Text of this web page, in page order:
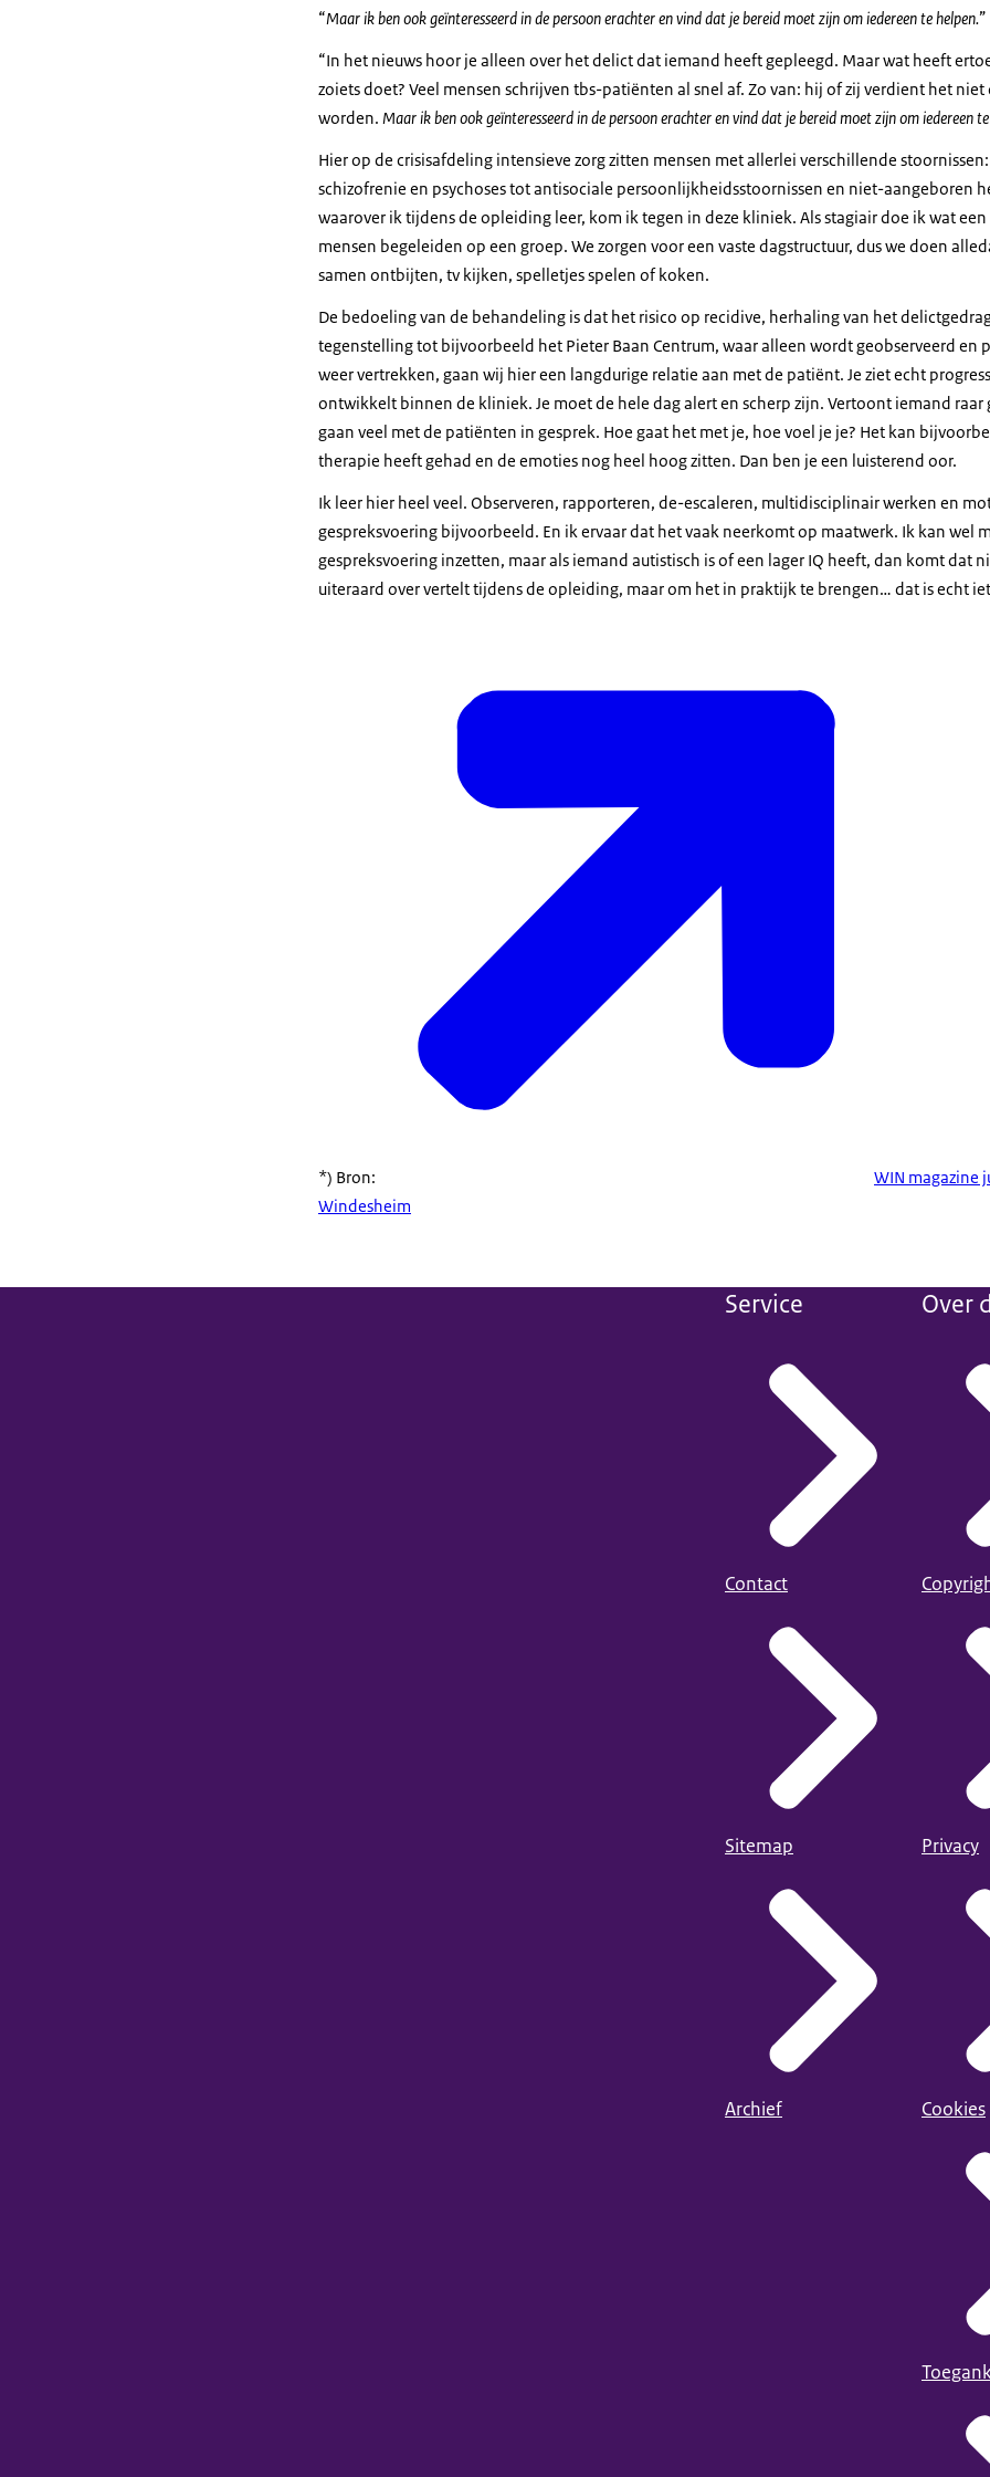
Maar ik ben ook geïnteresseerd in de persoon erachter en vind dat je bereid moet zijn om iedereen te helpen.
“In het nieuws hoor je alleen over het delict dat iemand heeft gepleegd. Maar wat heeft
zoiets doet? Veel mensen schrijven tbs-patiënten al snel af. Zo van: hij of zij verdient het
worden. Maar ik ben ook geïnteresseerd in de persoon erachter en vind dat je bereid moet zijn om iedereen
Hier op de crisisafdeling intensieve zorg zitten mensen met allerlei verschillende
schizofrenie en psychoses tot antisociale persoonlijkheidsstoornissen en niet-aangeboren
waarover ik tijdens de opleiding leer, kom ik tegen in deze kliniek. Als stagiair doe ik wat
mensen begeleiden op een groep. We zorgen voor een vaste dagstructuur, dus we doen
samen ontbijten, tv kijken, spelletjes spelen of koken.
De bedoeling van de behandeling is dat het risico op recidive, herhaling van het
tegenstelling tot bijvoorbeeld het Pieter Baan Centrum, waar alleen wordt geobserveerd en
weer vertrekken, gaan wij hier een langdurige relatie aan met de patiënt. Je ziet echt
ontwikkelt binnen de kliniek. Je moet de hele dag alert en scherp zijn. Vertoont iemand raar
gaan veel met de patiënten in gesprek. Hoe gaat het met je, hoe voel je je? Het kan
therapie heeft gehad en de emoties nog heel hoog zitten. Dan ben je een luisterend oor.
Ik leer hier heel veel. Observeren, rapporteren, de-escaleren, multidisciplinair werken en
gespreksvoering bijvoorbeeld. En ik ervaar dat het vaak neerkomt op maatwerk. Ik kan wel
gespreksvoering inzetten, maar als iemand autistisch is of een lager IQ heeft, dan komt dat
uiteraard over vertelt tijdens de opleiding, maar om het in praktijk te brengen… dat is echt
*) Bron:
WIN magazine
Windesheim
Service
Contact
Sitemap
Archief
Over
Privacy
Cookies